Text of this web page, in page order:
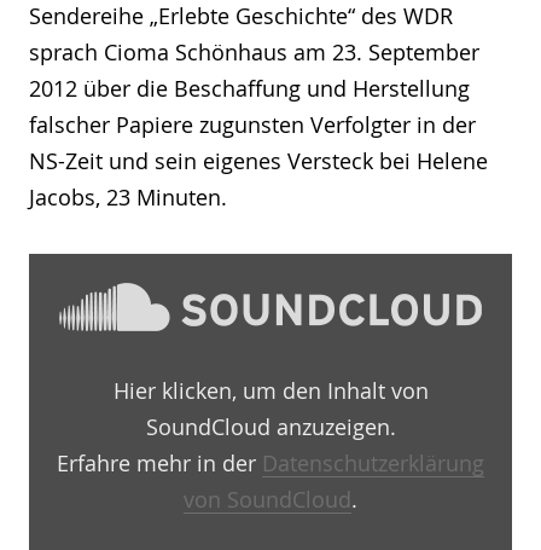
Sendereihe „Erlebte Geschichte“ des WDR
sprach Cioma Schönhaus am 23. September
2012 über die Beschaffung und Herstellung
falscher Papiere zugunsten Verfolgter in der
NS-Zeit und sein eigenes Versteck bei Helene
Jacobs, 23 Minuten.
Cioma
Schönhaus
Niemöller-
Dahlem
Hier klicken, um den Inhalt von
SoundCloud anzuzeigen.
Erfahre mehr in der Datenschutzerklärung
von SoundCloud.